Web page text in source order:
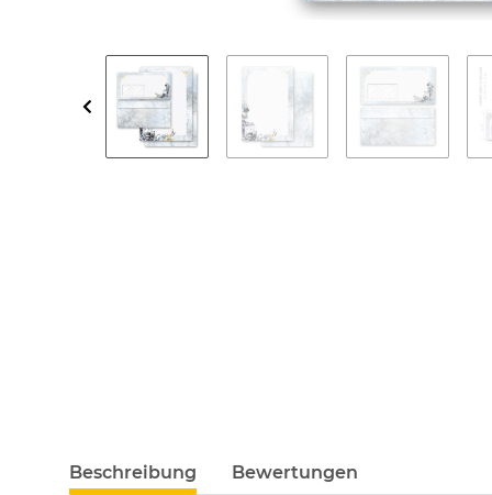
Beschreibung Bewertungen